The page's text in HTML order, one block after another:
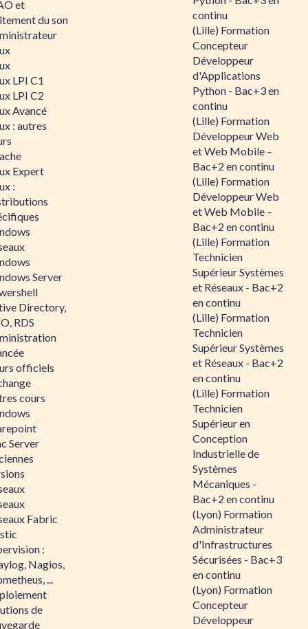
et
du son
LPI C1
LPI C2
Avancé
: autres
Expert
:
Server
Directory,
RDS
officiels
cours
Server
Fabric
:
Nagios,
...
de
continu
(Lille) Formation
Concepteur
Développeur
d'Applications
Python - Bac+3 en
continu
(Lille) Formation
Développeur Web
et Web Mobile –
Bac+2 en continu
(Lille) Formation
Développeur Web
et Web Mobile –
Bac+2 en continu
(Lille) Formation
Technicien
Supérieur Systèmes
et Réseaux - Bac+2
en continu
(Lille) Formation
Technicien
Supérieur Systèmes
et Réseaux - Bac+2
en continu
(Lille) Formation
Technicien
Supérieur en
Conception
Industrielle de
Systèmes
Mécaniques -
Bac+2 en continu
(Lyon) Formation
Administrateur
d'Infrastructures
Sécurisées - Bac+3
en continu
(Lyon) Formation
Concepteur
Développeur